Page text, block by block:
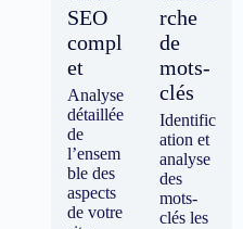
SEO
compl
et
Analyse
détaillée
de
l’ensem
ble des
aspects
de votre
rche
de
mots-
clés
Identific
ation et
analyse
des
mots-
clés les